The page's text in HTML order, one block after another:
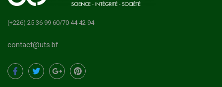
(+226) 25 36 99 60/70 44 42 94
contact@uts.bf